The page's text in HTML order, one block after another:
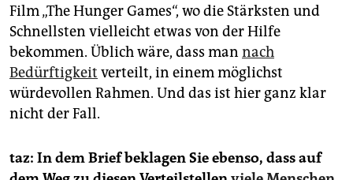
Film „The Hunger Games“, wo die Stärksten und
Schnellsten vielleicht etwas von der Hilfe
bekommen. Üblich wäre, dass man nach
Bedürftigkeit verteilt, in einem möglichst
würdevollen Rahmen. Und das ist hier ganz klar
nicht der Fall.
taz: In dem Brief beklagen Sie ebenso, dass auf